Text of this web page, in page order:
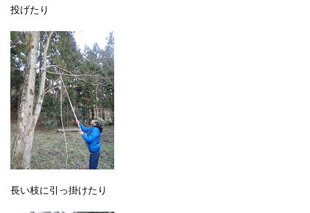
投げたり
長い枝に引っ掛けたり